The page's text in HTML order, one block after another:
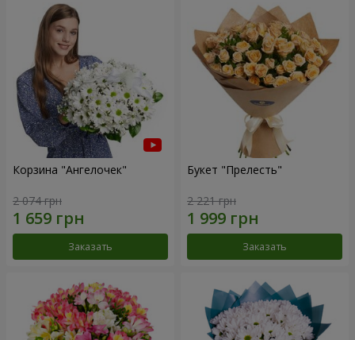
Корзина "Ангелочек"
2 074 грн
Заказать
Букет "Прелесть"
2 221 грн
Заказать